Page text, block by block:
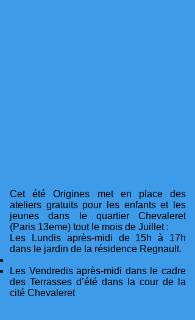
Cet été Origines met en place des
ateliers gratuits pour les enfants et les
jeunes dans le quartier Chevaleret
(Paris 13eme) tout le mois de Juillet :
Les Lundis après-midi de 15h à 17h
dans le jardin de la résidence Regnault.
Les Vendredis après-midi dans le cadre
des Terrasses d’été dans la cour de la
cité Chevaleret